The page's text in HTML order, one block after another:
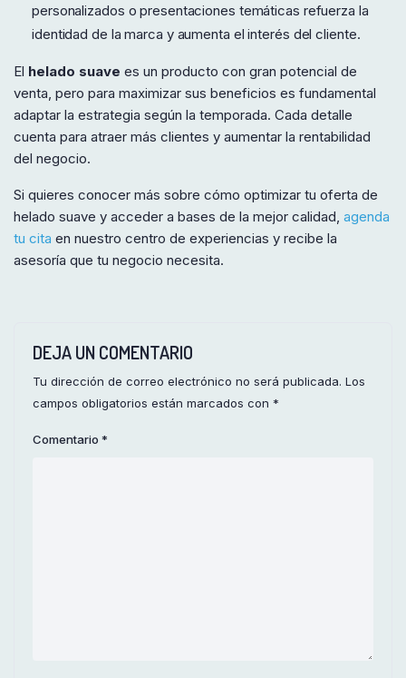
personalizados o presentaciones temáticas refuerza la
identidad de la marca y aumenta el interés del cliente.
El helado suave es un producto con gran potencial de
venta, pero para maximizar sus beneficios es fundamental
adaptar la estrategia según la temporada. Cada detalle
cuenta para atraer más clientes y aumentar la rentabilidad
del negocio.
Si quieres conocer más sobre cómo optimizar tu oferta de
helado suave y acceder a bases de la mejor calidad, agenda
tu cita en nuestro centro de experiencias y recibe la
asesoría que tu negocio necesita.
DEJA UN COMENTARIO
Tu dirección de correo electrónico no será publicada. Los
campos obligatorios están marcados con *
Comentario *